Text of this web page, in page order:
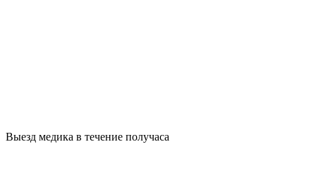
Выезд медика в течение получаса